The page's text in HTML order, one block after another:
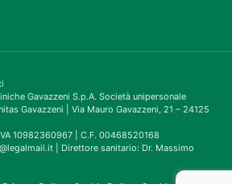
Gavazzeni S.p.A. Società unipersonale
Gavazzeni | Via Mauro Gavazzeni, 21 – 24125
10982360967 | C.F. 00468520168
| Direttore sanitario: Dr. Massimo